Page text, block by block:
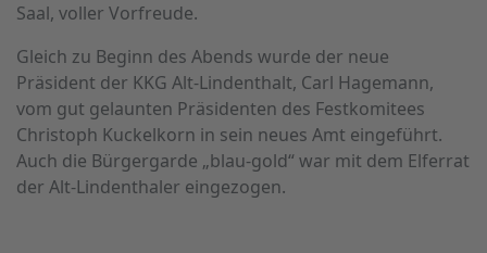
Saal, voller Vorfreude.
Gleich zu Beginn des Abends wurde der neue
Präsident der KKG Alt-Lindenthalt, Carl Hagemann,
vom gut gelaunten Präsidenten des Festkomitees
Christoph Kuckelkorn in sein neues Amt eingeführt.
Auch die Bürgergarde „blau-gold“ war mit dem Elferrat
der Alt-Lindenthaler eingezogen.